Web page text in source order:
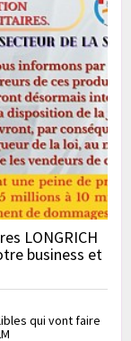
LONGRICH
business et
qui vont faire